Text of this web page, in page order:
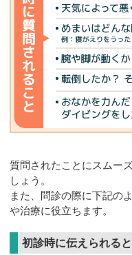
質問されたことにスムー
しょう。
また、問診の際に下記の
や治療に役立ちます。
初診時に伝えられる